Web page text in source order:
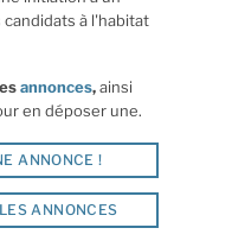
à l'habitat
annonces,ainsi
en déposer une.
ANNONCE !
ANNONCES